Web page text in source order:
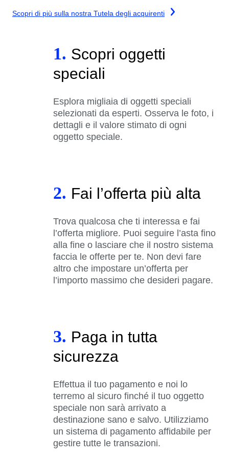
Scopri di più sulla nostra Tutela degli acquirenti
1. Scopri oggetti
speciali
Esplora migliaia di oggetti speciali
selezionati da esperti. Osserva le foto, i
dettagli e il valore stimato di ogni
oggetto speciale.
2. Fai l’offerta più alta
Trova qualcosa che ti interessa e fai
l’offerta migliore. Puoi seguire l’asta fino
alla fine o lasciare che il nostro sistema
faccia le offerte per te. Non devi fare
altro che impostare un’offerta per
l’importo massimo che desideri pagare.
3. Paga in tutta
sicurezza
Effettua il tuo pagamento e noi lo
terremo al sicuro finché il tuo oggetto
speciale non sarà arrivato a
destinazione sano e salvo. Utilizziamo
un sistema di pagamento affidabile per
gestire tutte le transazioni.